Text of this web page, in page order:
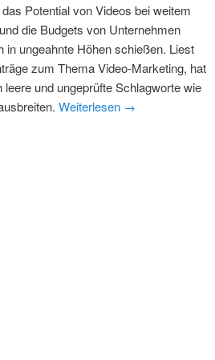
Potential von Videos bei weitem
die Budgets von Unternehmen
in ungeahnte Höhen schießen. Liest
zum Thema Video-Marketing, hat
und ungeprüfte Schlagworte wie
Weiterlesen →